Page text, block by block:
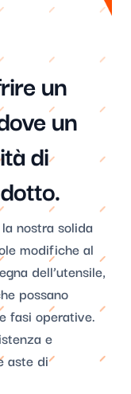
un
un
di
nostra solida
modifiche al
dell’utensile,
possano
fasi operative.
e
aste di